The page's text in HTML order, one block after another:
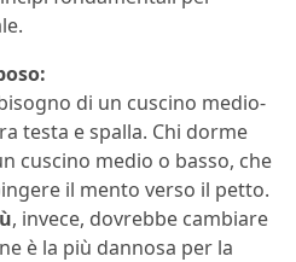
di un cuscino medio-
testa e spalla. Chi dorme
cuscino medio o basso, che
il mento verso il petto.
, invece, dovrebbe cambiare
è la più dannosa per la